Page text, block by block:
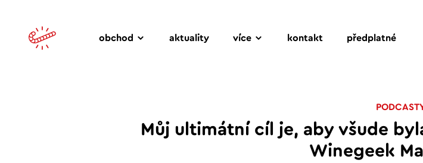
obchod aktuality více kontakt předplatné
Můj ultimátní cíl je, aby všude
Winegeek